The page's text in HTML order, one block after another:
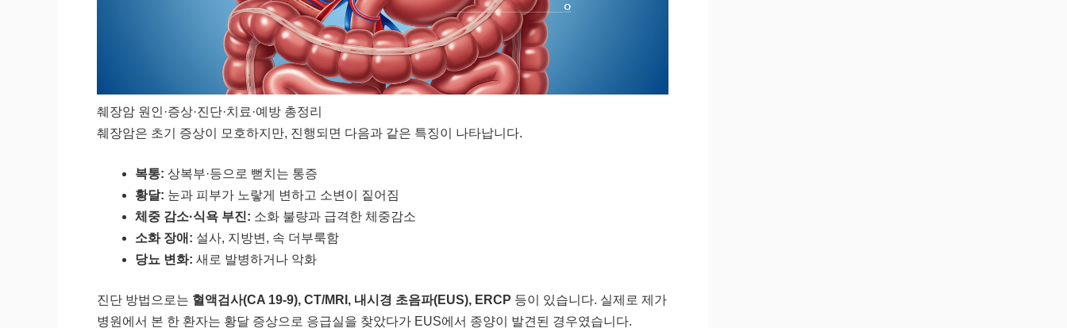
췌장암 원인·증상·진단·치료·예방 총정리
췌장암은 초기 증상이 모호하지만, 진행되면 다음과 같은 특징이 나타납니다.
복통: 상복부·등으로 뻗치는 통증
황달: 눈과 피부가 노랗게 변하고 소변이 짙어짐
체중 감소·식욕 부진: 소화 불량과 급격한 체중감소
소화 장애: 설사, 지방변, 속 더부룩함
당뇨 변화: 새로 발병하거나 악화
진단 방법으로는 혈액검사(CA 19-9), CT/MRI, 내시경 초음파(EUS), ERCP 등이 있습니다. 실제로 제가
병원에서 본 한 환자는 황달 증상으로 응급실을 찾았다가 EUS에서 종양이 발견된 경우였습니다.